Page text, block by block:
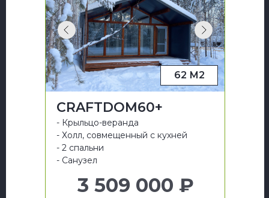
CRAFTDOM60+
- Крыльцо-веранда
- Холл, совмещенный с кухней
- 2 спальни
- Санузел
62 М2
3 509 000 ₽